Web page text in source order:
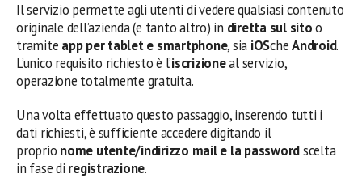
Il servizio permette agli utenti di vedere qualsiasi contenuto
originale dell’azienda (e tanto altro) in diretta sul sitoo
tramite app per tablet e smartphone, sia iOScheAndroid.
L’unico requisito richiesto è l’iscrizioneal servizio,
operazione totalmente gratuita.
Una volta effettuato questo passaggio, inserendo tutti i
dati richiesti, è sufficiente accedere digitando il
proprio nome utente/indirizzo mail e la passwordscelta
in fase di registrazione.